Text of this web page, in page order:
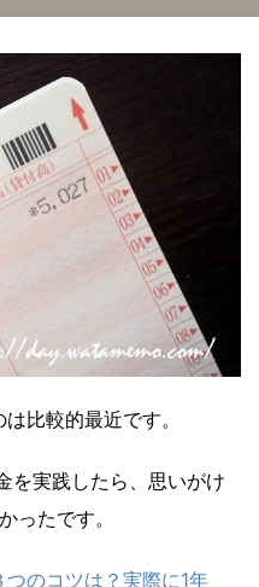
比較的最近です。
を実践したら、思いがけ
ったです。
のコツは？実際に1年